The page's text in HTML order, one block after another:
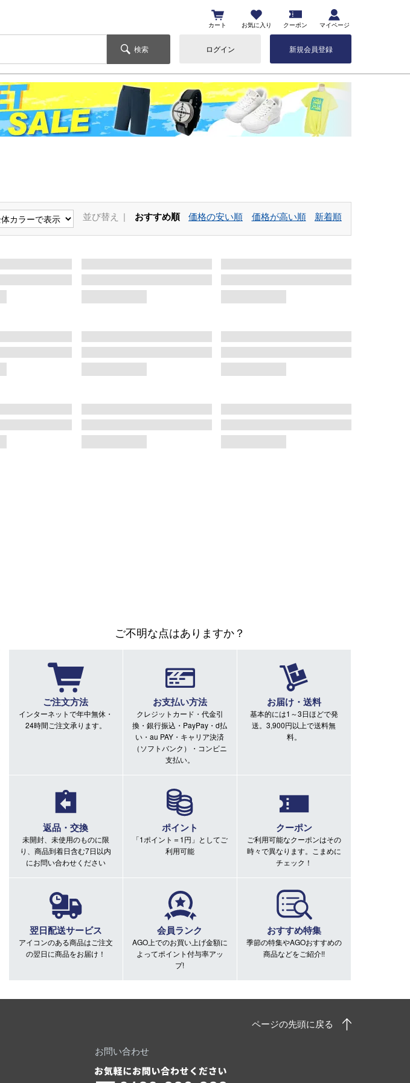
カート お気に入り クーポン マイページ
検索 ログイン 新規会員登録
並び替え おすすめ順 価格の安い順 価格が高い順 新着順
ご不明な点はありますか？
ご注文方法
インターネットで年中無休・
24時間ご注文承ります。
お支払い方法
クレジットカード・代金引
換・銀行振込・PayPay・d払
い・au PAY・キャリア決済
（ソフトバンク）・コンビニ
支払い。
お届け・送料
基本的には1～3日ほどで発
送。3,900円以上で送料無
料。
返品・交換
未開封、未使用のものに限
り、商品到着日含む7日以内
にお問い合わせください
ポイント
「1ポイント＝1円」としてご
利用可能
クーポン
ご利用可能なクーポンはその
時々で異なります。こまめに
チェック！
翌日配送サービス
アイコンのある商品はご注文
の翌日に商品をお届け！
会員ランク
AGO上でのお買い上げ金額に
よってポイント付与率アッ
プ!
おすすめ特集
季節の特集やAGOおすすめの
商品などをご紹介!!
ページの先頭に戻る
お問い合わせ